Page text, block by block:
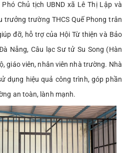
Chủ tịch UBND xã Lê Thị Lập và
trưởng trường THCS Quế Phong trân
đỡ, hỗ trợ của Hội Từ thiện và Bảo
Nẵng, Câu lạc Sư tử Su Song (Hàn
giáo viên, nhân viên nhà trường. Nhà
dụng hiệu quả công trình, góp phần
an toàn, lành mạnh.